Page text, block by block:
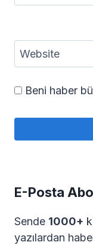
Website
Beni haber
E-Posta
Sende 1000+
yazılardan